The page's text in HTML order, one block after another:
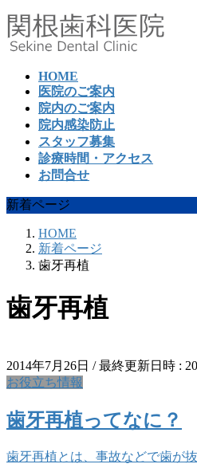
コ
ン
テ
ナ
ビ
ゲ
HOME
医院のご案内
院内のご案内
院内感染防止
スタッフ募集
診療時間・アクセス
お問合せ
新着ページ
HOME
新着ページ
歯牙再植
歯牙再植
2014年7月26日 / 最終更新日時 :
お役立ち情報
歯牙再植ってなに？
歯牙再植とは、事故などで歯が